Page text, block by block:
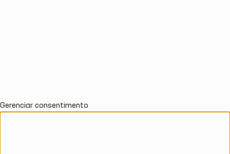
Gerenciar consentimento